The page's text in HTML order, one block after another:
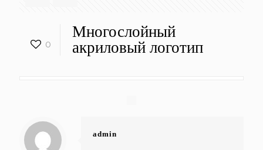
0
Многослойный
акриловый логотип
admin